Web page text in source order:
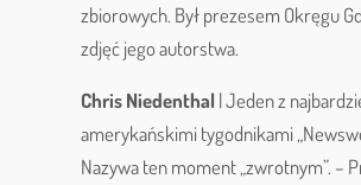
zbiorowych. Był prezesem Okręgu
zdjęć jego autorstwa.
Chris Niedenthal| Jeden z
amerykańskimi tygodnikami
Nazywa ten moment „zwrotnym”. –